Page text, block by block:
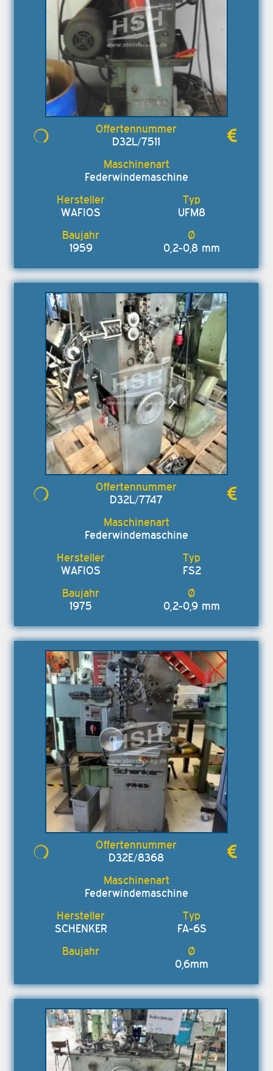
D32L/7511
Federwindemaschine
WAFIOS UFM8
1959 0,2-0,8 mm
D32L/7747
Federwindemaschine
WAFIOS FS2
1975 0,2-0,9 mm
D32E/8368
Federwindemaschine
SCHENKER FA-6S
0,6mm